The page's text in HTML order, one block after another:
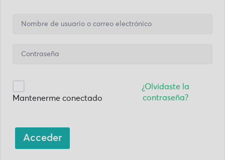
Mantenerme conectado
¿Olvidaste la
contraseña?
Acceder